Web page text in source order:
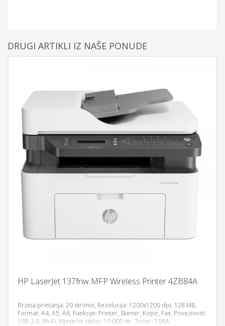
DRUGI ARTIKLI IZ NAŠE PONUDE
HP LaserJet 137fnw MFP Wireless Printer 4ZB84A
Brzina printanja: 20 str/min, Rezolucija: 1200x1200 dpi, 128 MB,
Format: A4, A5, A6, Funkcije: Printer, Skener, Kopir, Fax, Povezivost:
USB 2.0, Wi-Fi, Mjesečni ciklus: 10 000 str. Toner: 106A.